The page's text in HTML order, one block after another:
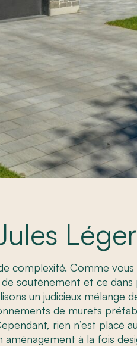
Léger
complexité. Comme
soutènement et ce dans
un judicieux mélange
de murets
rien n’est placé
aménagement à la fois